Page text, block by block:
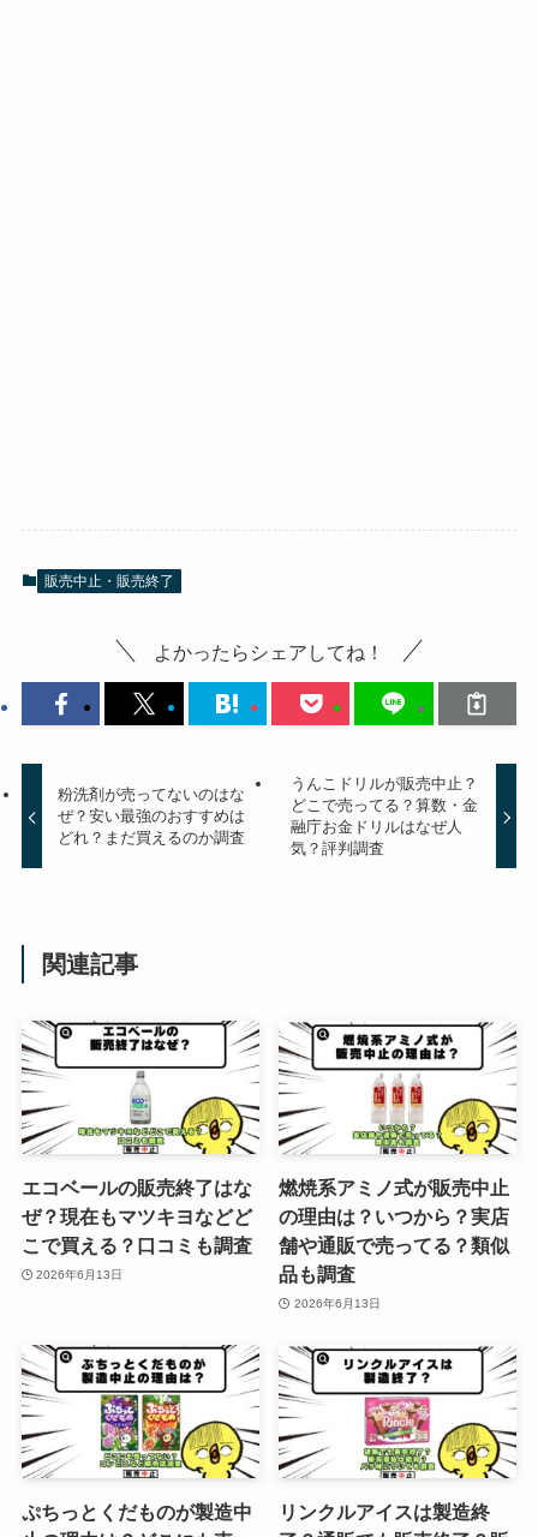
販売中止・販売終了
よかったらシェアしてね！
粉洗剤が売ってないのはな
ぜ？安い最強のおすすめは
どれ？まだ買えるのか調査
うんこドリルが販売中止？
どこで売ってる？算数・金
融庁お金ドリルはなぜ人
気？評判調査
関連記事
エコベールの販売終了はな
ぜ？現在もマツキヨなどど
こで買える？口コミも調査
2026年6月13日
燃焼系アミノ式が販売中止
の理由は？いつから？実店
舗や通販で売ってる？類似
品も調査
2026年6月13日
ぷちっとくだものが製造中
リンクルアイスは製造終